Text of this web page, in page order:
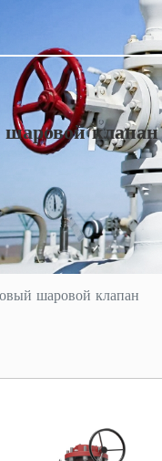
клапан
шаровой клапан